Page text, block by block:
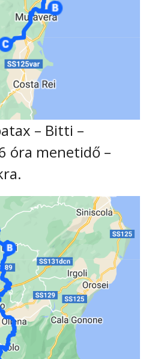
– Bitti –
óra menetidő –